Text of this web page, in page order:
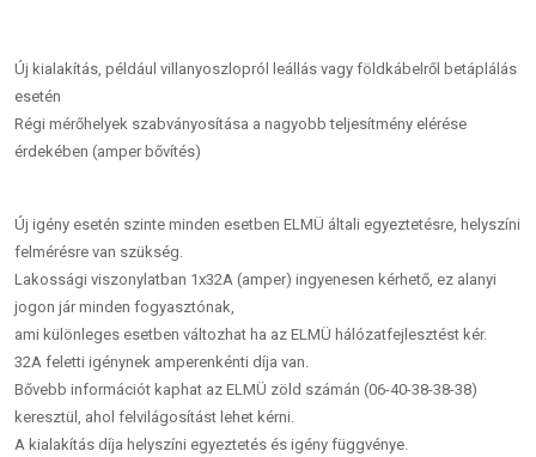
Új kialakítás, például villanyoszlopról leállás vagy földkábelről betáplálás
esetén
Régi mérőhelyek szabványosítása a nagyobb teljesítmény elérése
érdekében (amper bővítés)
Új igény esetén szinte minden esetben ELMÜ általi egyeztetésre, helyszíni
felmérésre van szükség.
Lakossági viszonylatban 1x32A (amper) ingyenesen kérhető, ez alanyi
jogon jár minden fogyasztónak,
ami különleges esetben változhat ha az ELMÜ hálózatfejlesztést kér.
32A feletti igénynek amperenkénti díja van.
Bővebb információt kaphat az ELMÜ zöld számán (06-40-38-38-38)
keresztül, ahol felvilágosítást lehet kérni.
A kialakítás díja helyszíni egyeztetés és igény függvénye.